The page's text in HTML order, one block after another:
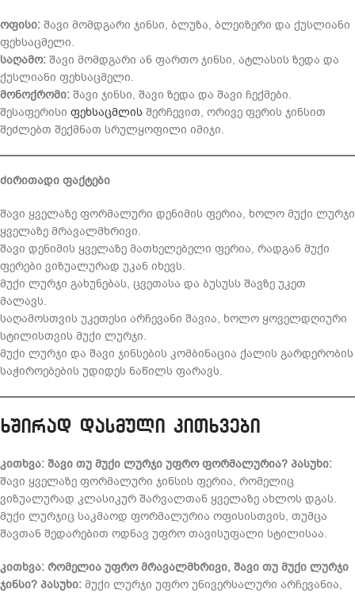
ოფისი: შავი მომდგარი ჯინსი, ბლუზა, ბლეიზერი და ქუსლიანი
ფეხსაცმელი.
საღამო: შავი მომდგარი ან ფართო ჯინსი, ატლასის ზედა და
ქუსლიანი ფეხსაცმელი.
მონოქრომი: შავი ჯინსი, შავი ზედა და შავი ჩექმები.
შესაფერისი ფეხსაცმლის შერჩევით, ორივე ფერის ჯინსით
შეძლებთ შექმნათ სრულყოფილი იმიჯი.
ძირითადი ფაქტები
შავი ყველაზე ფორმალური დენიმის ფერია, ხოლო მუქი ლურჯი
ყველაზე მრავალმხრივი.
შავი დენიმის ყველაზე მათხელებელი ფერია, რადგან მუქი
ფერები ვიზუალურად უკან იხევს.
მუქი ლურჯი გახუნებას, ცვეთასა და ბუსუსს შავზე უკეთ
მალავს.
საღამოსთვის უკეთესი არჩევანი შავია, ხოლო ყოველდღიური
სტილისთვის მუქი ლურჯი.
მუქი ლურჯი და შავი ჯინსების კომბინაცია ქალის გარდერობის
საჭიროებების უდიდეს ნაწილს ფარავს.
ხშირად დასმული კითხვები
კითხვა: შავი თუ მუქი ლურჯი უფრო ფორმალურია? პასუხი:
შავი ყველაზე ფორმალური ჯინსის ფერია, რომელიც
ვიზუალურად კლასიკურ შარვალთან ყველაზე ახლოს დგას.
მუქი ლურჯიც საკმაოდ ფორმალურია ოფისისთვის, თუმცა
შავთან შედარებით ოდნავ უფრო თავისუფალი სტილისაა.
კითხვა: რომელია უფრო მრავალმხრივი, შავი თუ მუქი ლურჯი
ჯინსი? პასუხი: მუქი ლურჯი უფრო უნივერსალური არჩევანია,